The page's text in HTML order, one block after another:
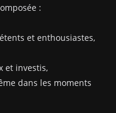
:
et enthousiastes,
et investis,
dans les moments